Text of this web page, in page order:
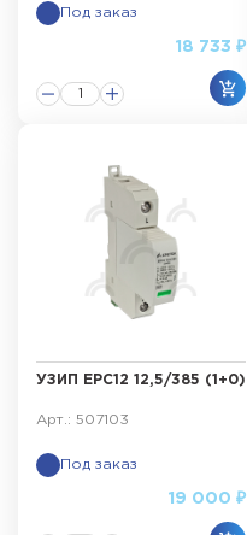
Под заказ
18 733 ₽
УЗИП ЕРС12 12,5/385 (1+0)
Арт.: 507103
Под заказ
19 000 ₽